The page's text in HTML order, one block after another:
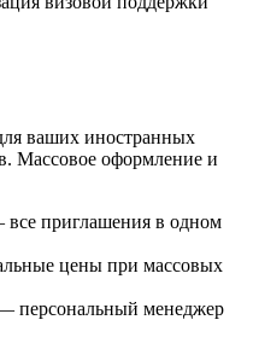
ваших иностранных
Массовое оформление и
приглашения в одном
цены при массовых
персональный менеджер